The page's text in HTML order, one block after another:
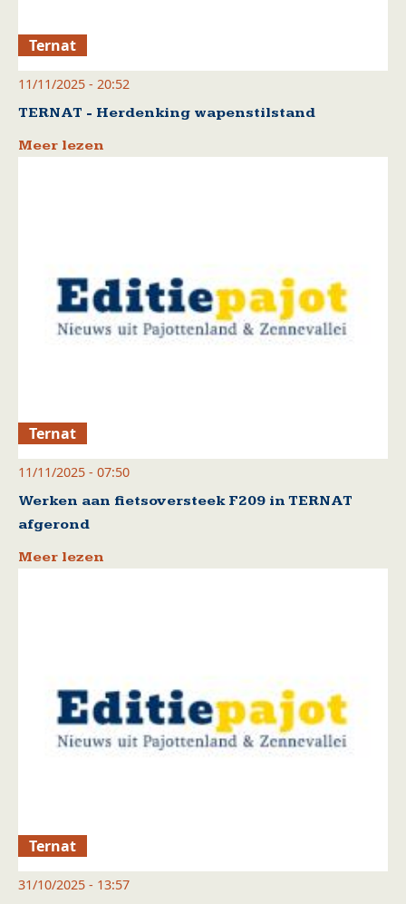
Ternat
11/11/2025 - 20:52
TERNAT - Herdenking wapenstilstand
Meer lezen
Ternat
11/11/2025 - 07:50
Werken aan fietsoversteek F209 in TERNAT
afgerond
Meer lezen
Ternat
31/10/2025 - 13:57